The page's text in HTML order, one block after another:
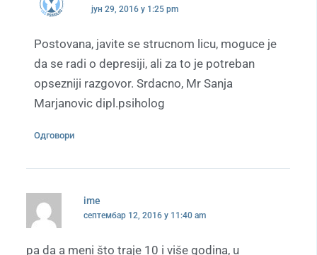
јун 29, 2016 у 1:25 pm
Postovana, javite se strucnom licu, moguce je
da se radi o depresiji, ali za to je potreban
opsezniji razgovor. Srdacno, Mr Sanja
Marjanovic dipl.psiholog
Одговори
ime
септембар 12, 2016 у 11:40 am
pa da a meni što traje 10 i više godina, u